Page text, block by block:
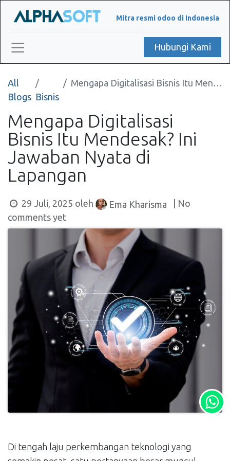
Mitra resmi odoo di Indonesia
Hubungi Kami
All
Blogs Bisnis
Mengapa Digitalisasi Bisnis Itu Mendesak? Ini Jawaban Nyata di Lapangan
Mengapa Digitalisasi
Bisnis Itu Mendesak? Ini
Jawaban Nyata di
Lapangan
29 Juli, 2025 oleh Ema Kharisma
| No
comments yet
Di tengah laju perkembangan teknologi yang